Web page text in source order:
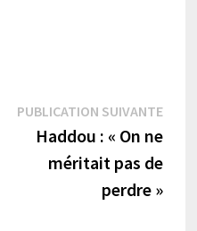
précédente :
PUBLICATION SUIVANTE
Haddou : « On ne
méritait pas de
perdre »